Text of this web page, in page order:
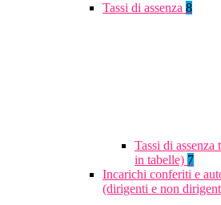
Tassi di assenza 8
Tassi di
in tabelle) 7
Incarichi conferiti e
(dirigenti e non